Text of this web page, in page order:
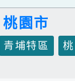
桃園市
青埔特區